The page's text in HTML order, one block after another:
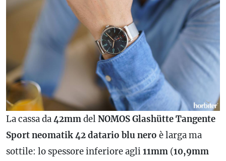
La cassa da42mmdelNOMOS Glashütte Tangente
Sport neomatik 42datario blu nero è larga ma
sottile: lo spessore inferiore agli11mm (10,9mm